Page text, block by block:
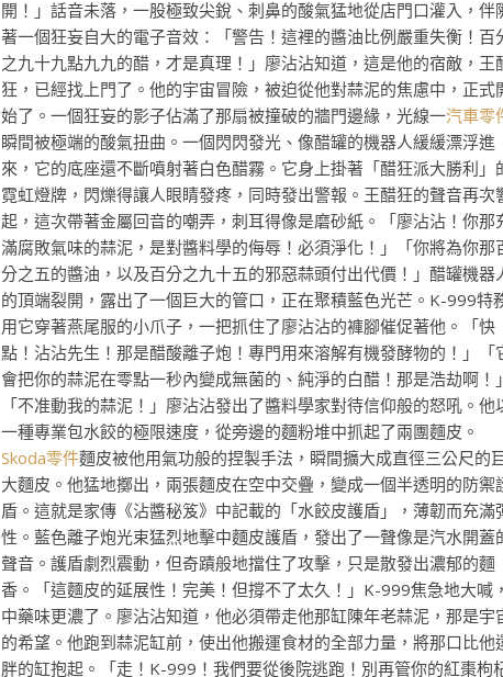
開！」話音未落，一股極致尖銳、刺鼻的酸氣猛地從店門口灌入，伴
著一個狂妄自大的電子音效：「警告！這裡的醬油比例嚴重失衡！百
之九十九點九九的醋，才是真理！」廖沾沾知道，這是他的宿敵，王
狂，已經找上門了。他的宇宙冒險，被迫從他對蒜泥的焦慮中，正式
始了。一個狂妄的影子佔滿了那扇被撞破的牆門邊緣，光線一汽車零
瞬間被極端的酸氣扭曲。一個閃閃發光、像醋罐的機器人緩緩漂浮進
來，它的底座還不斷噴射著白色醋霧。它身上掛著「醋狂派大勝利」
霓虹燈牌，閃爍得讓人眼睛發疼，同時發出警報。王醋狂的聲音再次
起，這次帶著金屬回音的嘲弄，刺耳得像是磨砂紙。「廖沾沾！你那
滿腐敗氣味的蒜泥，是對醬料學的侮辱！必須淨化！」「你將為你那
分之五的醬油，以及百分之九十五的邪惡蒜頭付出代價！」醋罐機器
的頂端裂開，露出了一個巨大的管口，正在聚積藍色光芒。K-999特
用它穿著燕尾服的小爪子，一把抓住了廖沾沾的褲腳催促著他。「快
點！沾沾先生！那是醋酸離子炮！專門用來溶解有機發酵物的！」「
會把你的蒜泥在零點一秒內變成無菌的、純淨的白醋！那是浩劫啊！」
「不准動我的蒜泥！」廖沾沾發出了醬料學家對待信仰般的怒吼。他
一種專業包水餃的極限速度，從旁邊的麵粉堆中抓起了兩團麵皮。
Skoda零件麵皮被他用氣功般的捏製手法，瞬間擴大成直徑三公尺的
大麵皮。他猛地擲出，兩張麵皮在空中交疊，變成一個半透明的防禦
盾。這就是家傳《沾醬秘笈》中記載的「水餃皮護盾」，薄韌而充滿
性。藍色離子炮光束猛烈地擊中麵皮護盾，發出了一聲像是汽水開蓋
聲音。護盾劇烈震動，但奇蹟般地擋住了攻擊，只是散發出濃郁的麵
香。「這麵皮的延展性！完美！但撐不了太久！」K-999焦急地大喊，
中藥味更濃了。廖沾沾知道，他必須帶走他那缸陳年老蒜泥，那是宇
的希望。他跑到蒜泥缸前，使出他搬運食材的全部力量，將那口比他
胖的缸抱起。「走！K-999！我們要從後院逃跑！別再管你的紅棗枸